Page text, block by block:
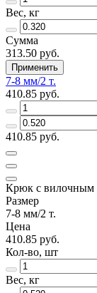
Вес, кг
Сумма
313.50 руб.
Применить
7-8 мм/2 т.
410.85 руб.
410.85 руб.
Крюк с вилочным
Размер
7-8 мм/2 т.
Цена
410.85 руб.
Кол-во, шт
Вес, кг